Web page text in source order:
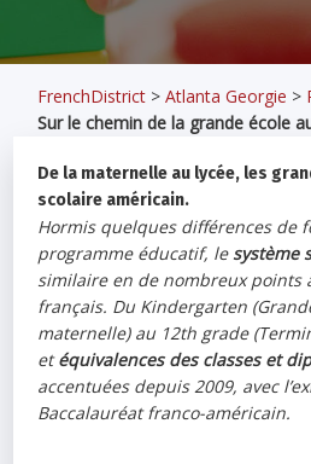
FrenchDistrict >Atlanta Georgie >
Sur le chemin de la grande école
De la maternelle au lycée, les
scolaire américain.
Hormis quelques différences de
programme éducatif, lesystème
similaire en de nombreux points
français. Du Kindergarten
maternelle) au 12th grade
etéquivalences des classes et
accentuées depuis 2009, avec
Baccalauréat franco-américain.